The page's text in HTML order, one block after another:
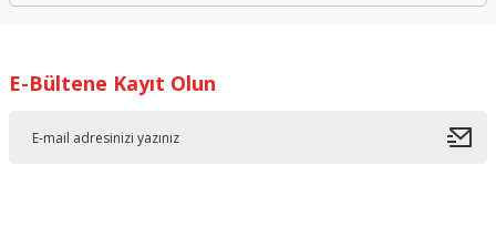
E-Bültene Kayıt Olun